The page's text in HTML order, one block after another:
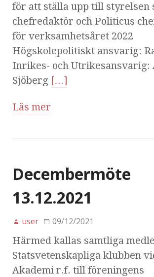
för att ställa upp till styrelsen
chefredaktör och Politicus
för verksamhetsåret 2022
Högskolepolitiskt ansvarig:
Inrikes- och Utrikesansvarig:
Sjöberg […]
Läs mer
Decembermöte
13.12.2021
user 09/12/2021
Härmed kallas samtliga
Statsvetenskapliga klubben
Akademi r.f. till föreningens